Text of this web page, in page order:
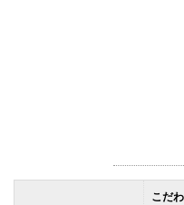
こだ